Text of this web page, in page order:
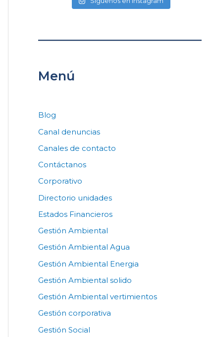
Menú
Blog
Canal denuncias
Canales de contacto
Contáctanos
Corporativo
Directorio unidades
Estados Financieros
Gestión Ambiental
Gestión Ambiental Agua
Gestión Ambiental Energia
Gestión Ambiental solido
Gestión Ambiental vertimientos
Gestión corporativa
Gestión Social